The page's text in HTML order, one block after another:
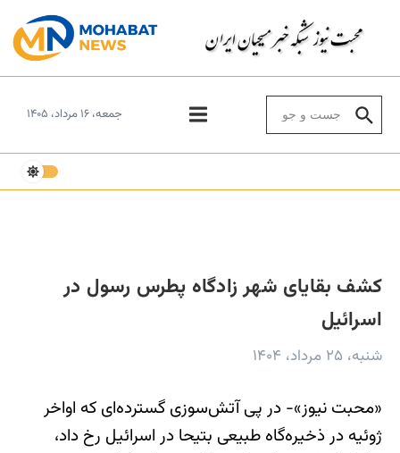
جمعه، ۱۶ مرداد، ۱۴۰۵
کشف بقایای شهر زادگاه پطرس رسول در
اسرائیل
شنبه، ۲۵ مرداد، ۱۴۰۴
«محبت نیوز»- در پی آتش‌سوزی گسترده‌ای که اواخر
ژوئیه در ذخیره‌گاه طبیعی بتیحا در اسرائیل رخ داد،